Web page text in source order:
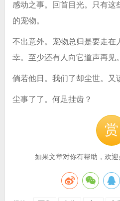
感动之事。回首目光。只有这
的宠物。
不出意外。宠物总归是要走在
幸。至少还有人向它道声再见。
倘若他日。我们了却尘世。又
尘事了了。何足挂齿？
赏
如果文章对你有帮助，欢